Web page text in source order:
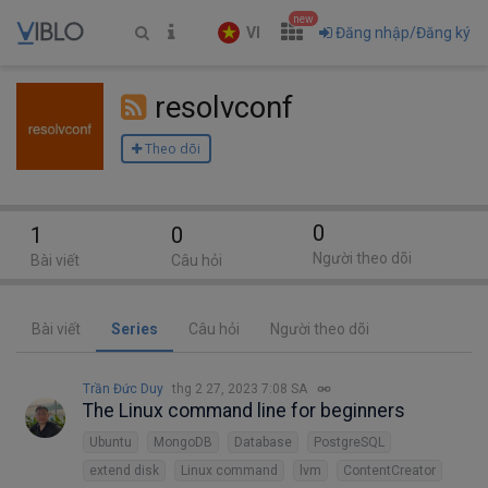
VI
new
Đăng nhập/Đăng ký
resolvconf
Theo dõi
Bài viết Series Câu hỏi Người theo dõi
Trần Đức Duy thg 2 27, 2023 7:08 SA
The Linux command line for beginners
Ubuntu MongoDB Database
PostgreSQL
extend disk
Linux command lvm
ContentCreator
1
Bài viết
0
Câu hỏi
0
Người theo dõi